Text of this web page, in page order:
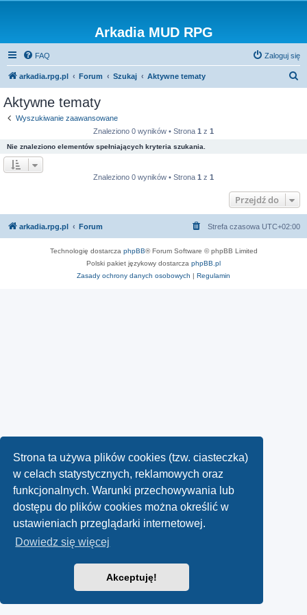
Strona ta używa plików cookies (tzw. ciasteczka)
w celach statystycznych, reklamowych oraz
funkcjonalnych. Warunki przechowywania lub
dostępu do plików cookies można określić w
ustawieniach przeglądarki internetowej.
Dowiedz się więcej
Akceptuję!
Arkadia MUD RPG
FAQ Zaloguj się
arkadia.rpg.pl Forum Szukaj Aktywne tematy
Aktywne tematy
Wyszukiwanie zaawansowane
Znaleziono 0 wyników • Strona 1 z 1
Nie znaleziono elementów spełniających kryteria szukania.
Znaleziono 0 wyników • Strona 1 z 1
Przejdź do
arkadia.rpg.pl Forum Strefa czasowa UTC+02:00
Technologię dostarcza phpBB® Forum Software © phpBB Limited
Polski pakiet językowy dostarcza phpBB.pl
Zasady ochrony danych osobowych | Regulamin